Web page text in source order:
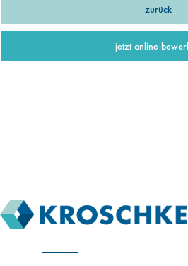
zurück
jetzt online